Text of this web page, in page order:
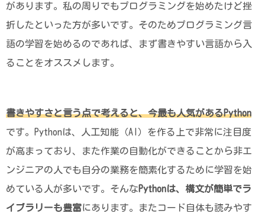
があります。私の周りでもプログラミングを始めたけど挫
折したといった方が多いです。そのためプログラミング言
語の学習を始めるのであれば、まず書きやすい言語から入
ることをオススメします。
書きやすさと言う点で考えると、今最も人気があるPython
です。Pythonは、人工知能（AI）を作る上で非常に注目度
が高まっており、また作業の自動化ができることから非エ
ンジニアの人でも自分の業務を簡素化するために学習を始
めている人が多いです。そんなPythonは、構文が簡単でラ
イブラリーも豊富にあります。またコード自体も読みやす